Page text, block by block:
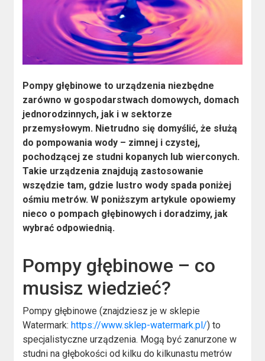
Pompy głębinowe to urządzenia niezbędne
zarówno w gospodarstwach domowych, domach
jednorodzinnych, jak i w sektorze
przemysłowym. Nietrudno się domyślić, że służą
do pompowania wody – zimnej i czystej,
pochodzącej ze studni kopanych lub wierconych.
Takie urządzenia znajdują zastosowanie
wszędzie tam, gdzie lustro wody spada poniżej
ośmiu metrów. W poniższym artykule opowiemy
nieco o pompach głębinowych i doradzimy, jak
wybrać odpowiednią.
Pompy głębinowe – co
musisz wiedzieć?
Pompy głębinowe (znajdziesz je w sklepie
Watermark: https://www.sklep-watermark.pl/) to
specjalistyczne urządzenia. Mogą być zanurzone w
studni na głębokości od kilku do kilkunastu metrów